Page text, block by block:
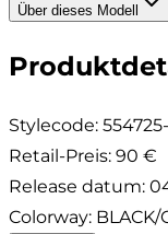
Über dieses Modell
Stylecode:
Retail-Preis: 90 €
Release datum:
Colorway: BLACK/